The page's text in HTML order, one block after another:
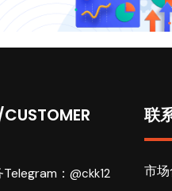
： @ckk12
联
市场